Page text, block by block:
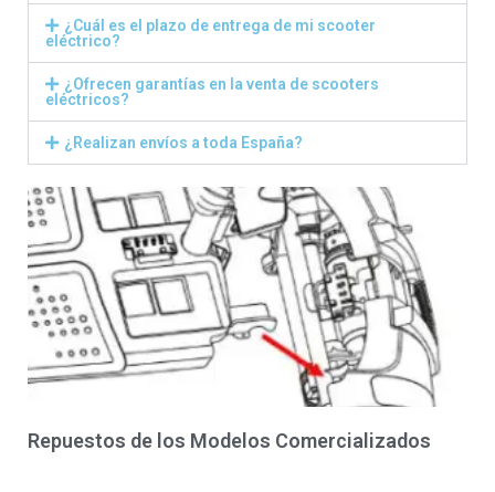
¿Cuál es el plazo de entrega de mi scooter
eléctrico?
¿Ofrecen garantías en la venta de scooters
eléctricos?
¿Realizan envíos a toda España?
Repuestos de los Modelos Comercializados